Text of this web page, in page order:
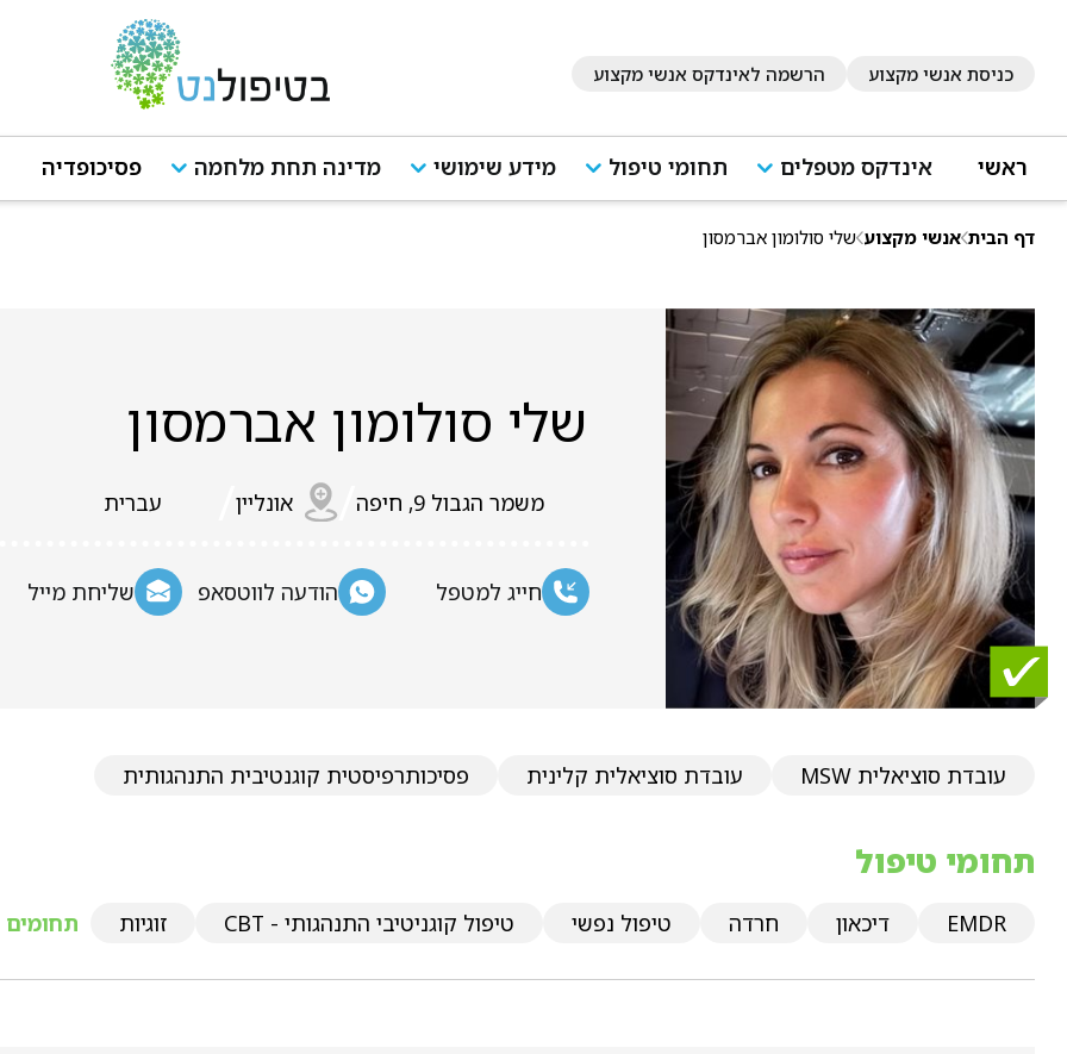
כניסת אנשי מקצוע הרשמה לאינדקס אנשי מקצוע
ראשי אינדקס מטפלים תחומי טיפול מידע שימושי מדינה תחת מלחמה פסיכופדיה
דף הבית אנשי מקצוע שלי סולומון אברמסון
שלי סולומון אברמסון
משמר הגבול 9, חיפה אונליין עברית
חייג למטפל הודעה לווטסאפ שליחת מייל
עובדת סוציאלית MSW עובדת סוציאלית קלינית פסיכותרפיסטית קוגנטיבית התנהגותית
תחומי טיפול
EMDR דיכאון חרדה טיפול נפשי טיפול קוגניטיבי התנהגותי - CBT זוגיות תחומים